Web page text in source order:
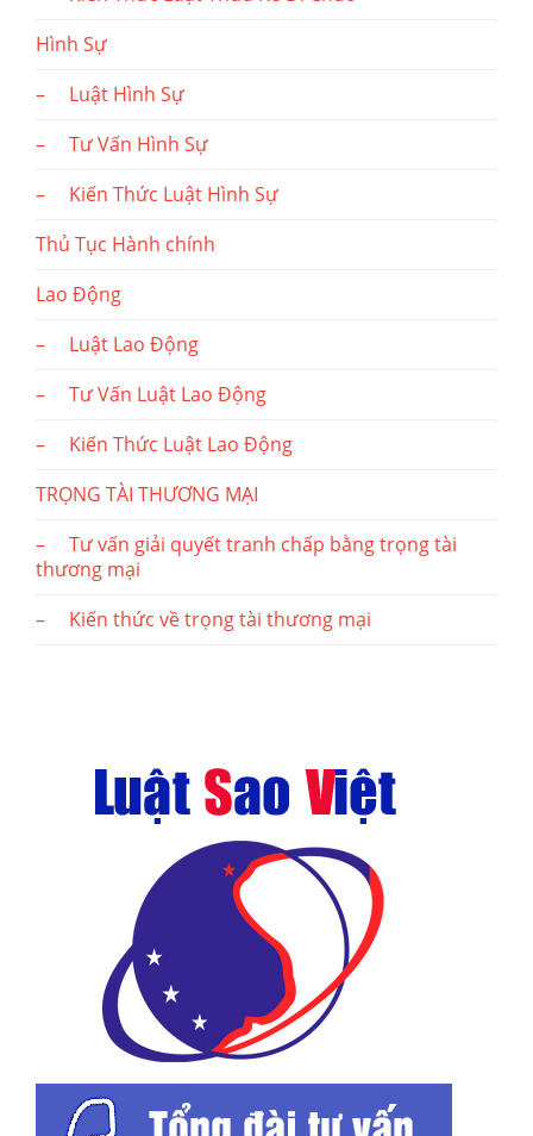
Hình Sự
– Luật Hình Sự
– Tư Vấn Hình Sự
– Kiến Thức Luật Hình Sự
Thủ Tục Hành chính
Lao Động
– Luật Lao Động
– Tư Vấn Luật Lao Động
– Kiến Thức Luật Lao Động
TRỌNG TÀI THƯƠNG MẠI
– Tư vấn giải quyết tranh chấp bằng trọng tài
thương mại
– Kiến thức về trọng tài thương mại